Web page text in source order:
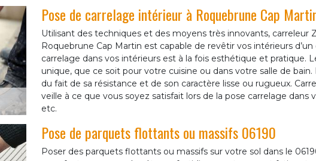
Pose de carrelage intérieur à Roquebrune Cap
Utilisant des techniques et des moyens très innovants, carreleur
Roquebrune Cap Martin est capable de revêtir vos intérieurs
carrelage dans vos intérieurs est à la fois esthétique et pratique.
unique, que ce soit pour votre cuisine ou dans votre salle de bain.
du fait de sa résistance et de son caractère lisse ou rugueux.
veille à ce que vous soyez satisfait lors de la pose carrelage dans
etc.
Pose de parquets flottants ou massifs 06190
Poser des parquets flottants ou massifs sur votre sol dans le